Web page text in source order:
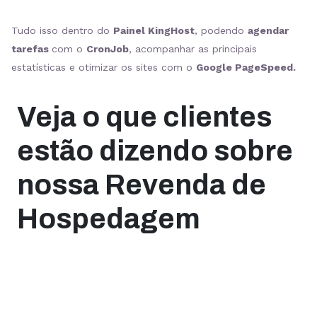
Tudo isso dentro do Painel KingHost, podendo agendar
tarefas com o CronJob, acompanhar as principais
estatísticas e otimizar os sites com o Google PageSpeed.
Veja o que clientes
estão dizendo sobre
nossa Revenda de
Hospedagem